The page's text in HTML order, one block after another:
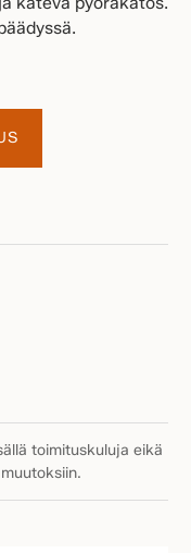
toimituskuluja eikä